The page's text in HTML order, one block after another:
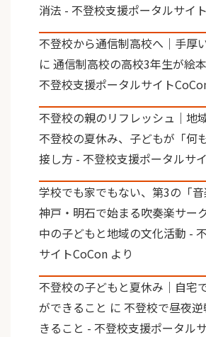
消法 - 不登校支援ポータルサイ
不登校から通信制高校へ｜手厚
に 通信制高校の高校3年生が絵
不登校支援ポータルサイト
不登校の親のリフレッシュ｜地
不登校の夏休み、子どもが「何
接し方 - 不登校支援ポータルサ
学校でも家でもない、第3の「音
神戸・明石で始まる吹奏楽サー
中の子どもと地域の文化活動 -
サイトCoCon より
不登校の子どもと夏休み｜自宅
ができること に 不登校で昼夜
きること - 不登校支援ポータル